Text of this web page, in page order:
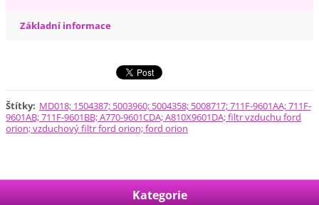
Základní informace
Štítky: MD018; 1504387; 5003960; 5004358; 5008717; 711F-9601AA; 711F-
9601AB; 711F-9601BB; A770-9601CDA; A810X9601DA; filtr vzduchu ford
orion; vzduchový filtr ford orion; ford orion
Kategorie